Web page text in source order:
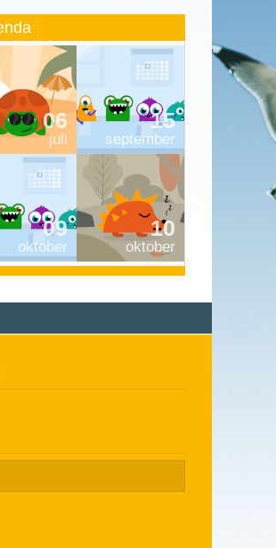
06
juli
15
september
09
oktober
10
oktober